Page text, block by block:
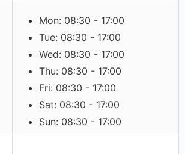
Mon: 08:30 - 17:00
Tue: 08:30 - 17:00
Wed: 08:30 - 17:00
Thu: 08:30 - 17:00
Fri: 08:30 - 17:00
Sat: 08:30 - 17:00
Sun: 08:30 - 17:00